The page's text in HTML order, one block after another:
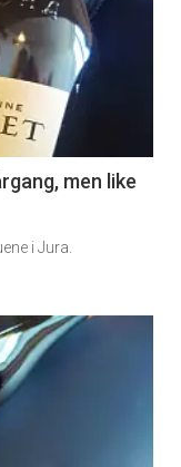
men like
i Jura.